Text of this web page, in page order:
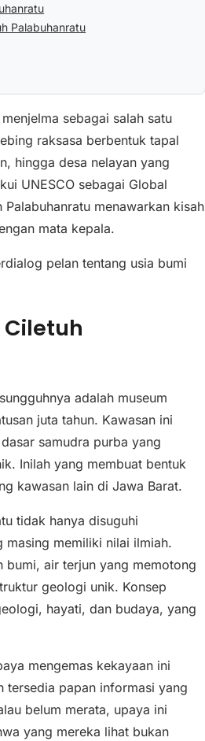
Palabuhanratu
sebagai salah satu
raksasa berbentuk tapal
hingga desa nelayan yang
UNESCO sebagai Global
menawarkan kisah
mata kepala.
pelan tentang usia bumi
adalah museum
juta tahun. Kawasan ini
samudra purba yang
Inilah yang membuat bentuk
kawasan lain di Jawa Barat.
tidak hanya disuguhi
memiliki nilai ilmiah.
bumi, air terjun yang memotong
geologi unik. Konsep
hayati, dan budaya, yang
mengemas kekayaan ini
tersedia papan informasi yang
belum merata, upaya ini
yang mereka lihat bukan